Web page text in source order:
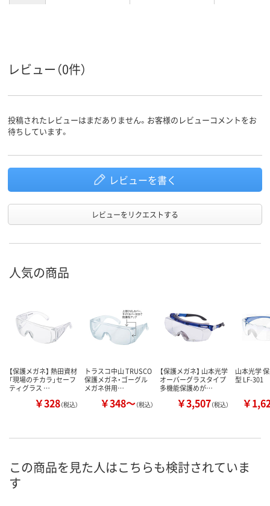
レビュー（0件）
投稿されたレビューはまだありません。お客様のレビューコメントをお
待ちしています。
レビューを書く
レビューをリクエストする
人気の商品
【保護メガネ】 熱田資材
「現場のチカラ」セーフ
ティグラス …
￥328（税込）
トラスコ中山 TRUSCO
保護メガネ・ゴーグル
メガネ併用…
￥348～（税込）
【保護メガネ】 山本光学
オーバーグラスタイプ
多機能保護めが…
￥3,507（税込）
山本光学
型 LF-301
￥
この商品を見た人はこちらも検討されていま
す